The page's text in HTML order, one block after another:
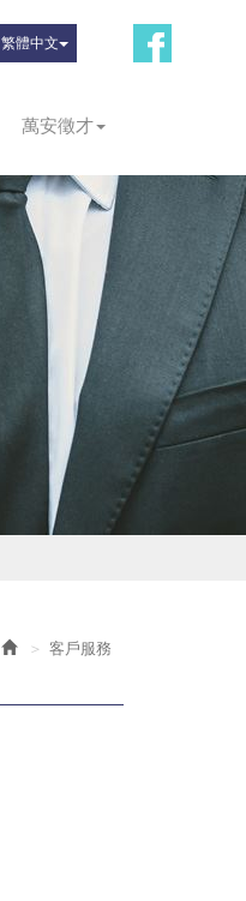
萬安徵才
繁體中文
客戶服務